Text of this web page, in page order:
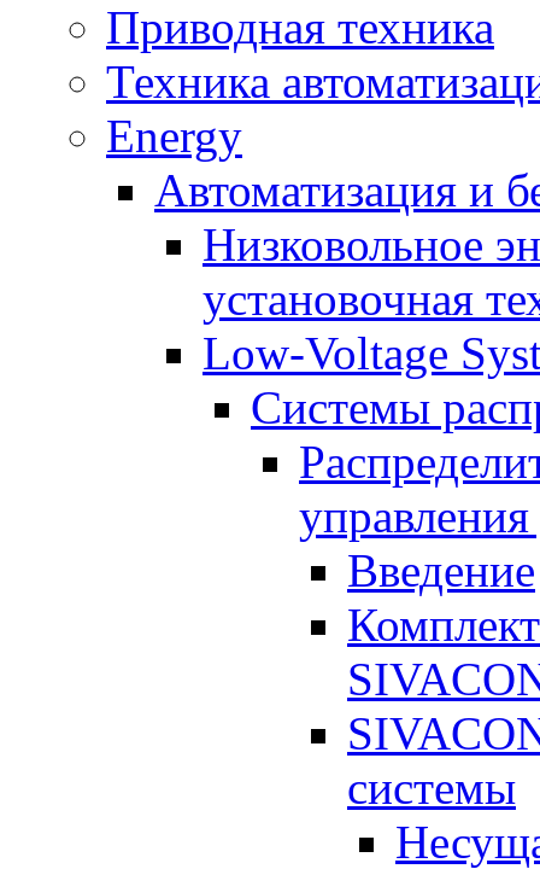
Приводная техника
Техника
Energy
Автоматизация и
Низковольное
установочная
Low-Voltage
Системы
Введение
системы